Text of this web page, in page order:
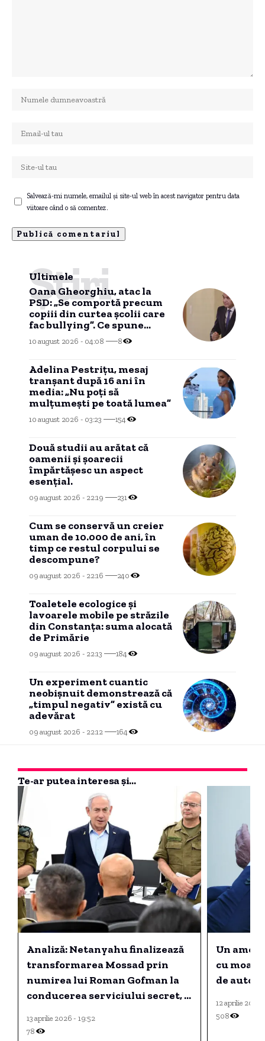
Salvează-mi numele, emailul și site-ul web în acest navigator pentru data
viitoare când o să comentez.
Ultimele
Știri
Oana Gheorghiu, atac la
PSD: „Se comportă precum
copiii din curtea școlii care
fac bullying”. Ce spune
despre alegerile anticipate
10 august 2026 - 04:08 8
Adelina Pestrițu, mesaj
tranșant după 16 ani în
media: „Nu poți să
mulțumești pe toată lumea”
10 august 2026 - 03:23 154
Două studii au arătat că
oamenii și șoarecii
împărtășesc un aspect
esențial.
09 august 2026 - 22:19 231
Cum se conservă un creier
uman de 10.000 de ani, în
timp ce restul corpului se
descompune?
09 august 2026 - 22:16 240
Toaletele ecologice și
lavoarele mobile pe străzile
din Constanța: suma alocată
de Primărie
09 august 2026 - 22:13 184
Un experiment cuantic
neobișnuit demonstrează că
„timpul negativ” există cu
adevărat
09 august 2026 - 22:12 164
Te-ar putea interesa și...
Analiză: Netanyahu finalizează
transformarea Mossad prin
numirea lui Roman Gofman la
conducerea serviciului secret, o
13 aprilie 2026 - 19:52
78
Un
cu
de
12 aprilie 2025
508